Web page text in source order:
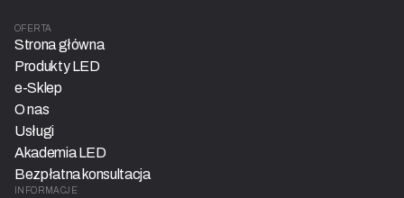
OFERTA
Strona główna
Produkty LED
e-Sklep
O nas
Usługi
Akademia LED
Bezpłatna konsultacja
INFORMACJE